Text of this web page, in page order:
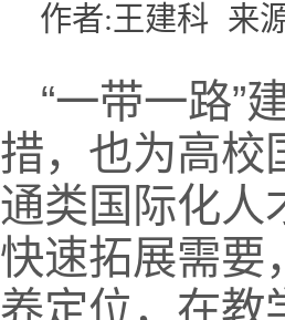
作者:王建科 来
“一带一路”
措，也为高校
通类国际化人
快速拓展需要